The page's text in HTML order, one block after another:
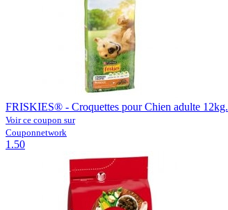
FRISKIES® - Croquettes pour Chien adulte 12kg.
Voir ce coupon sur
Couponnetwork
1.50